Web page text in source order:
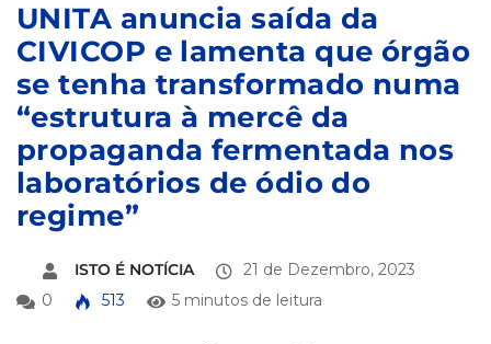
UNITA anuncia saída da
CIVICOP e lamenta que órgão
se tenha transformado numa
“estrutura à mercê da
propaganda fermentada nos
laboratórios de ódio do
regime”
ISTO É NOTÍCIA
21 de Dezembro, 2023
0
513 5 minutos de leitura